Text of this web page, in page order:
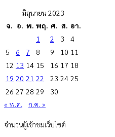
มิถุนายน 2023
จ.
อ. พ. พฤ. ศ. ส.
อา.
1
2 3
4
5
6 7 8 9 10 11
12 13 14 15 16 17 18
19 20 21 22 23 24 25
26 27 28 29
30
« พ.ค.
ก.ค. »
จำนวนผู้เข้าชมเว็บไซต์